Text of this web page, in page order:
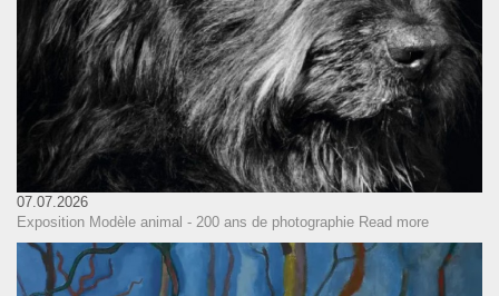
07.07.2026
Exposition Modèle animal - 200 ans de photographie Read more